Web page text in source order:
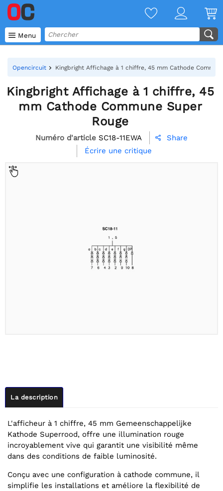
 Menu
Opencircuit Kingbright Affichage à 1 chiffre, 45 mm Cathode
Kingbright Affichage à 1 chiffre, 45
mm Cathode Commune Super
Rouge
Numéro d'article SC18-11EWA 
Share
Écrire une critique
La description
L'afficheur à 1 chiffre, 45 mm Gemeenschappelijke
Kathode Superrood, offre une illumination rouge
incroyablement vive qui garantit une visibilité même
dans des conditions de faible luminosité.
Conçu avec une configuration à cathode commune, il
simplifie les installations et améliore la flexibilité de